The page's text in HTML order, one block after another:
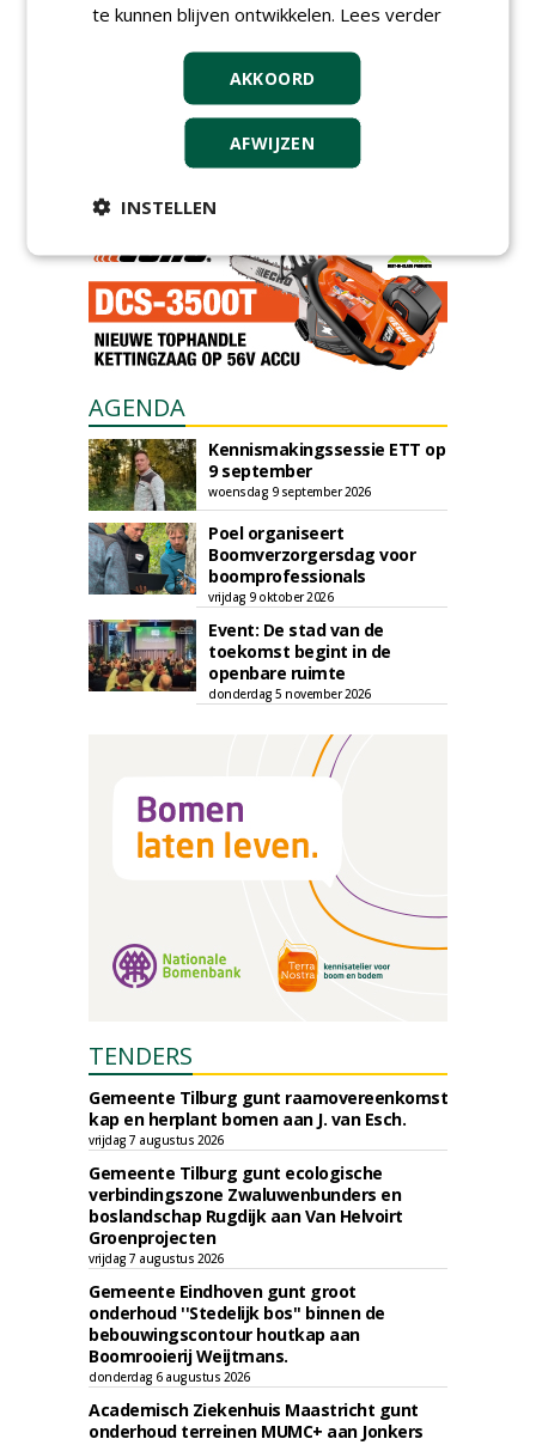
GREEN OUTLET
Iedereen kan gratis kleine advertenties
plaatsen via zijn eigen account.
AGENDA
Kennismakingssessie ETT op
9 september
woensdag 9 september 2026
Poel organiseert
Boomverzorgersdag voor
boomprofessionals
vrijdag 9 oktober 2026
Event: De stad van de
toekomst begint in de
openbare ruimte
donderdag 5 november 2026
TENDERS
Gemeente Tilburg gunt raamovereenkomst
kap en herplant bomen aan J. van Esch.
vrijdag 7 augustus 2026
Gemeente Tilburg gunt ecologische
verbindingszone Zwaluwenbunders en
boslandschap Rugdijk aan Van Helvoirt
Groenprojecten
vrijdag 7 augustus 2026
Gemeente Eindhoven gunt groot
onderhoud ''Stedelijk bos'' binnen de
bebouwingscontour houtkap aan
Boomrooierij Weijtmans.
donderdag 6 augustus 2026
Academisch Ziekenhuis Maastricht gunt
onderhoud terreinen MUMC+ aan Jonkers
te kunnen blijven ontwikkelen. Lees verder
AKKOORD
AFWIJZEN
INSTELLEN